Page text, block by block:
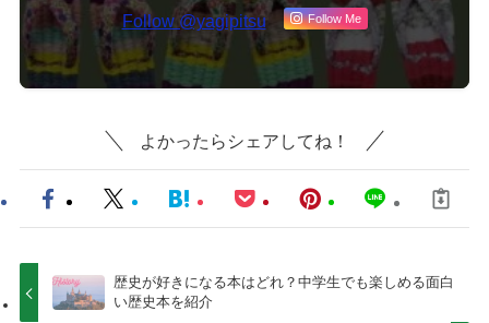
Follow @yagipitsu Follow Me
よかったらシェアしてね！
歴史が好きになる本はどれ？中学生でも楽しめる面白
い歴史本を紹介